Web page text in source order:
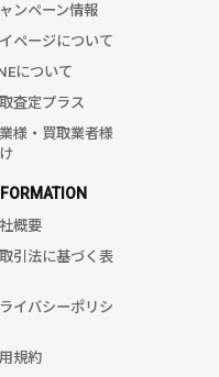
ンペーン情報
ページについて
について
査定プラス
様・買取業者様
概要
引法に基づく表
イバシーポリシ
規約